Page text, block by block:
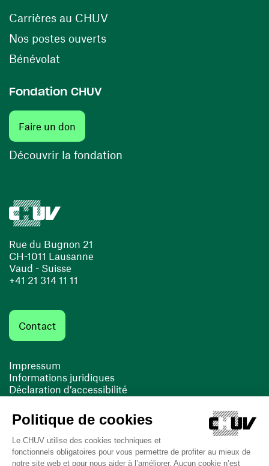
Rue du Bugnon 21
CH-1011 Lausanne
Vaud - Suisse
+41 21 314 11 11
Contact
Impressum
Informations juridiques
Déclaration d’accessibilité
Cookies
Carrières au CHUV(opens in a new window)
Nos postes ouverts(opens in a new window)
Bénévolat
Fondation CHUV
Faire un don
Découvrir la fondation